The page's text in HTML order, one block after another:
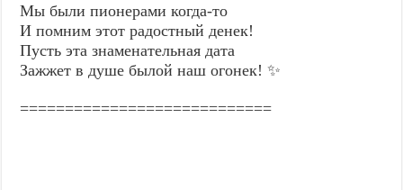
Мы были пионерами когда-то
И помним этот радостный денек!
Пусть эта знаменательная дата
Зажжет в душе былой наш огонек! ✨
============================